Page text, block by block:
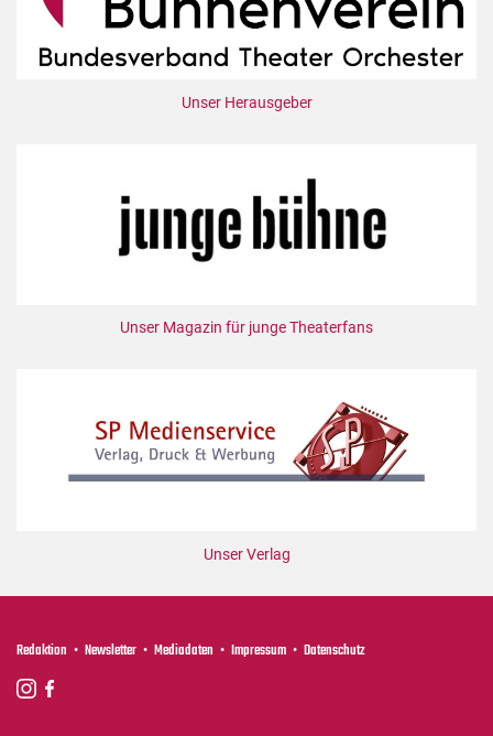
Unser Herausgeber
Unser Magazin für junge Theaterfans
Unser Verlag
Redaktion Newsletter Mediadaten Impressum Datenschutz